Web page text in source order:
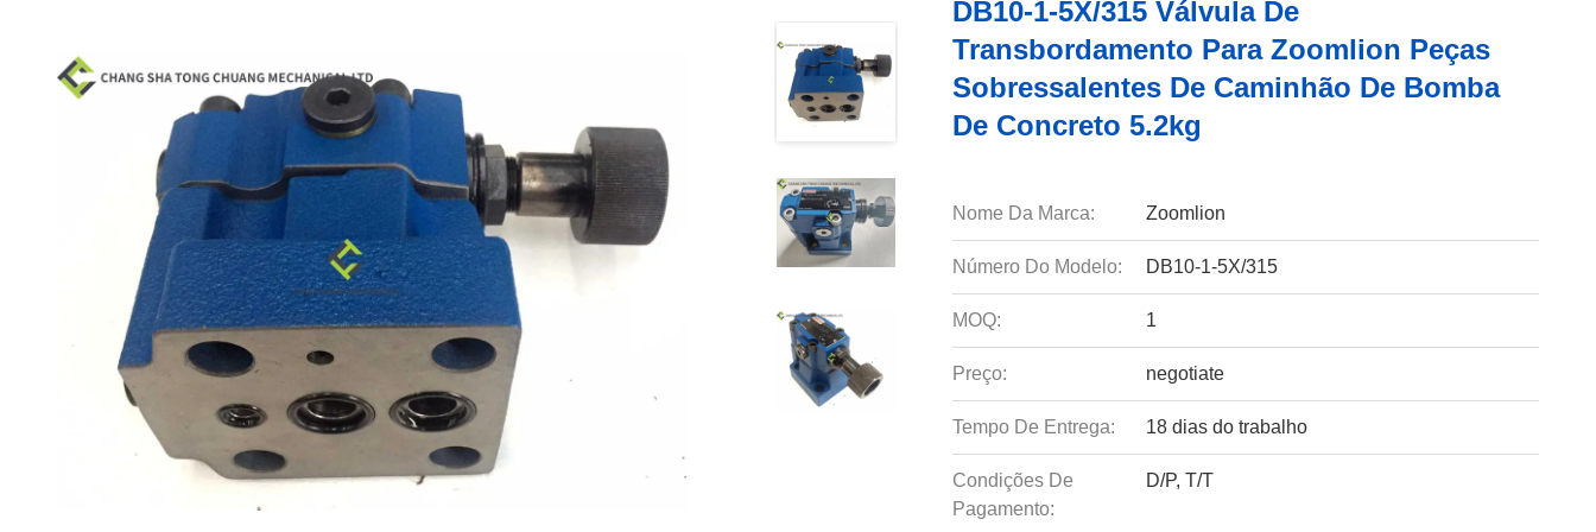
DB10-1-5X/315 Válvula De
Transbordamento Para Zoomlion Peças
Sobressalentes De Caminhão De Bomba
De Concreto 5.2kg
Nome Da Marca: Zoomlion
Número Do Modelo: DB10-1-5X/315
MOQ: 1
Preço: negotiate
Tempo De Entrega: 18 dias do trabalho
Condições De
Pagamento:
D/P, T/T